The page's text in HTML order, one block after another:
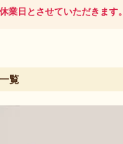
業日とさせていただきま
覧